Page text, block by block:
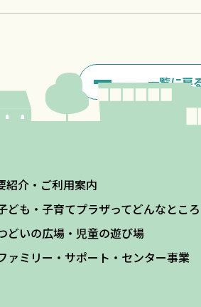
一覧に戻
紹介・ご利用案内
ども・子育てプラザってどんなところ
どいの広場・児童の遊び場
ァミリー・サポート・センター事業